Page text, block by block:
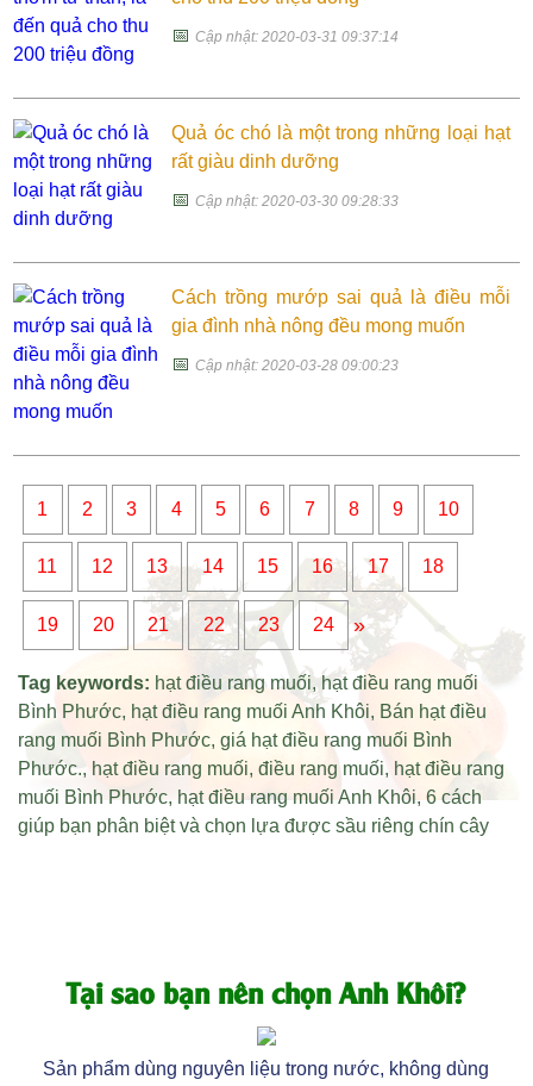
📅Cập nhật: 2020-03-31 09:37:14
Quả óc chó là một trong những loại hạt
rất giàu dinh dưỡng
📅Cập nhật: 2020-03-30 09:28:33
Cách trồng mướp sai quả là điều mỗi
gia đình nhà nông đều mong muốn
📅Cập nhật: 2020-03-28 09:00:23
1 2 3 4 5 6 7 8 9 10
11 12 13 14 15 16 17 18
19 20 21 22 23 24 »
Tag keywords: hạt điều rang muối,hạt điều rang muối
Bình Phước, hạt điều rang muối Anh Khôi, Bán hạt điều
rang muối Bình Phước,giá hạt điều rang muối Bình
Phước., hạt điều rang muối,điều rang muối, hạt điều rang
muối Bình Phước, hạt điều rang muối Anh Khôi,6 cách
giúp bạn phân biệt và chọn lựa được sầu riêng chín cây
Tại sao bạn nên chọn Anh Khôi?
Sản phẩm dùng nguyên liệu trong nước, không dùng